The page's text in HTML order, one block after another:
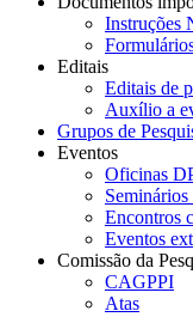
Instruções
Editais
Editais de
Auxílio a
Grupos de
Eventos
Oficinas
Encontros
Eventos
Comissão da
CAGPPI
Atas